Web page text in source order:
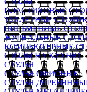
ПЛАСТИКОВЫЕ
ТУАЛЕТНЫЕ
ПИСЬМЕННЫЕ
ЖУРНАЛЬНЫЕ
КОМПЬЮТЕРНЫЕ
СТОЛЫ НА КУХНЮ
СТУЛЬЯ
СТУЛЬЯ ОФИСНЫЕ
СТУЛЬЯ